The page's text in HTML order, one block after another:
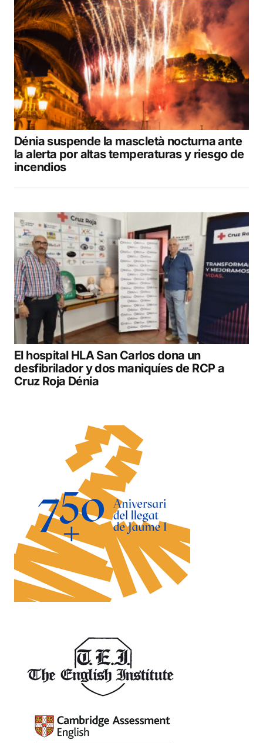
Dénia suspende la mascletà nocturna ante
la alerta por altas temperaturas y riesgo de
incendios
El hospital HLA San Carlos dona un
desfibrilador y dos maniquíes de RCP a
Cruz Roja Dénia